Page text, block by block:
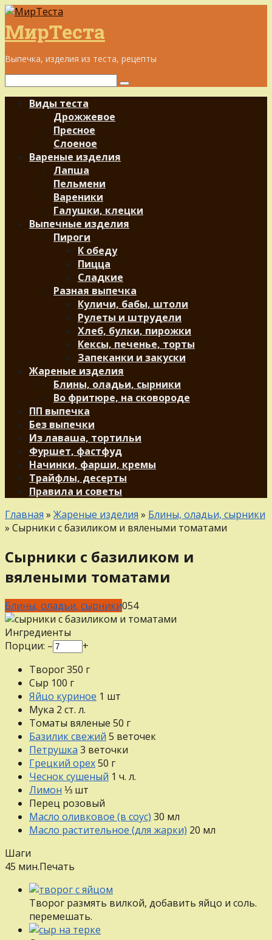
Перейти
к
контенту
МирТеста
Выпечка, изделия из теста, рецепты
Поиск:
Виды теста
Дрожжевое
Пресное
Слоеное
Вареные изделия
Лапша
Пельмени
Вареники
Галушки, клецки
Выпечные изделия
Пироги
К обеду
Пицца
Сладкие
Разная выпечка
Куличи, бабы, штоли
Рулеты и штрудели
Хлеб, булки, пирожки
Кексы, печенье, торты
Запеканки и закуски
Жареные изделия
Блины, оладьи, сырники
Во фритюре, на сковороде
ПП выпечка
Без выпечки
Из лаваша, тортильи
Фуршет, фастфуд
Начинки, фарши, кремы
Трайфлы, десерты
Правила и советы
Главная » Жареные изделия » Блины, оладьи, сырники
» Сырники с базиликом и вялеными томатами
Сырники с базиликом и
вялеными томатами
Блины, оладьи, сырники054
Ингредиенты
Порции: –
+
Творог350 г
Сыр 100 г
Яйцо куриное 1 шт
Мука 2 ст. л.
Томаты вяленые 50 г
Базилик свежий 5 веточек
Петрушка 3 веточки
Грецкий орех50 г
Чеснок сушеный 1 ч. л.
Лимон ⅓ шт
Перец розовый
Масло оливковое (в соус) 30 мл
Масло растительное (для жарки) 20 мл
Шаги
45 мин.Печать
Творог размять вилкой, добавить яйцо и соль.
перемешать.